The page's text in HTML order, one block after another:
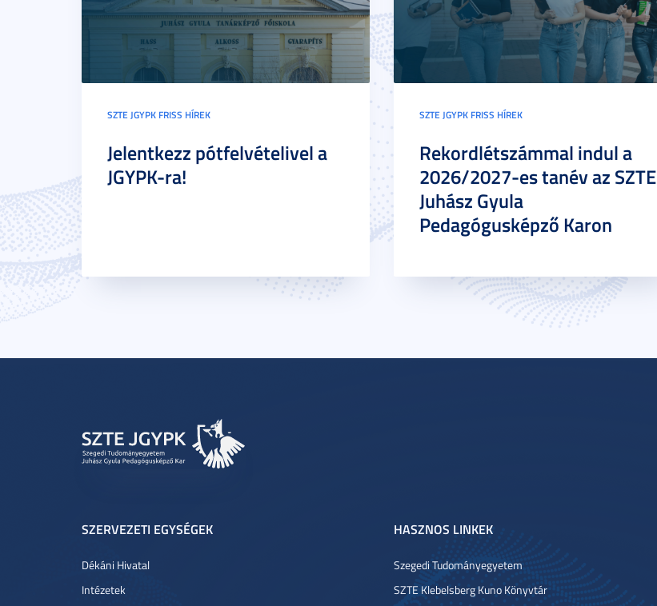
SZTE JGYPK FRISS HÍREK
Jelentkezz pótfelvételivel a
JGYPK-ra!
SZTE JGYPK FRISS HÍREK
Rekordlétszámmal indul a
2026/2027-es tanév az SZTE
Juhász Gyula
Pedagógusképző Karon
SZERVEZETI EGYSÉGEK
Dékáni Hivatal
Intézetek
HASZNOS LINKEK
Szegedi Tudományegyetem
SZTE Klebelsberg Kuno Könyvtár